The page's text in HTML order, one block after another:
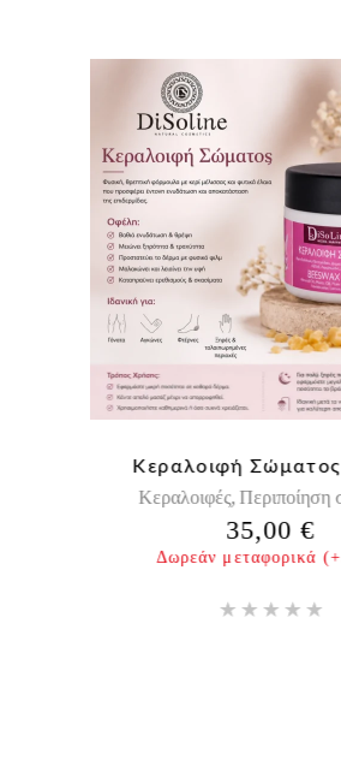
Κεραλοιφή Σώματος
Κεραλοιφές, Περιποίηση
35,00 €
Δωρεάν μεταφορικά